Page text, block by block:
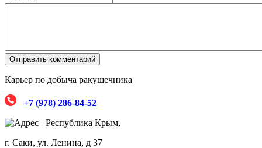
Карьер по добыча ракушечника
+7 (978) 286-84-52
Республика Крым,
г. Саки, ул. Ленина, д 37